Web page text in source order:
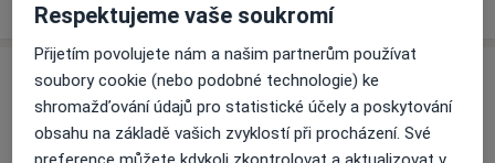
Adresa
Revmatologická ambulance
Jihlavská 20, Brno
Respektujeme vaše soukromí
Přijetím povolujete nám a našim partnerům používat
soubory cookie (nebo podobné technologie) ke
shromažďování údajů pro statistické účely a poskytování
obsahu na základě vašich zvyklostí při procházení. Své